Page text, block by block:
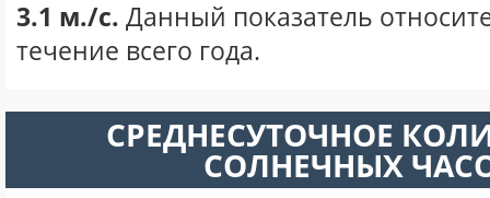
3.1 м./с. Данный показатель
течение всего года.
СРЕДНЕСУТОЧНОЕ
СОЛНЕЧНЫХ